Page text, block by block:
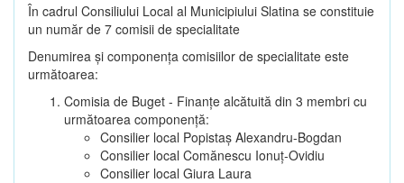
În cadrul Consiliului Local al Municipiului Slatina se constituie
un număr de 7 comisii de specialitate
Denumirea şi componenţa comisiilor de specialitate este
următoarea:
Comisia de Buget - Finanţe alcătuită din 3 membri cu
următoarea componenţă:
Consilier local Popistaș Alexandru-Bogdan
Consilier local Comănescu Ionuț-Ovidiu
Consilier local Giura Laura